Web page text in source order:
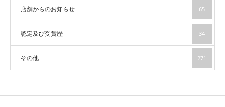
店舗からのお知らせ 65
認定及び受賞歴 34
その他 271